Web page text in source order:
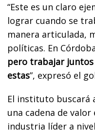
“Este es un claro
lograr cuando se
manera articulada,
políticas. En
pero trabajar juntos
estas”, expresó el
El instituto buscará
una cadena de
industria líder a